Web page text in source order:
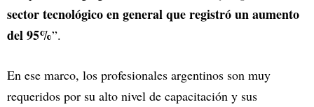
sector tecnológico en general que registró un aumento
del 95%”.
En ese marco, los profesionales argentinos son muy
requeridos por su alto nivel de capacitación y sus